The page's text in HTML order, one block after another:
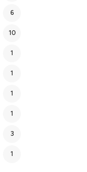
6
10
1
1
1
1
3
1